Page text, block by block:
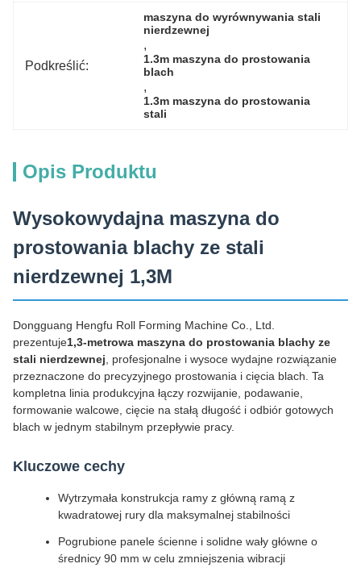
Podkreślić:
maszyna do wyrównywania stali
nierdzewnej
,
1.3m maszyna do prostowania
blach
,
1.3m maszyna do prostowania
stali
Opis Produktu
Wysokowydajna maszyna do
prostowania blachy ze stali
nierdzewnej 1,3M
Dongguang Hengfu Roll Forming Machine Co., Ltd.
prezentuje1,3-metrowa maszyna do prostowania blachy ze
stali nierdzewnej , profesjonalne i wysoce wydajne rozwiązanie
przeznaczone do precyzyjnego prostowania i cięcia blach. Ta
kompletna linia produkcyjna łączy rozwijanie, podawanie,
formowanie walcowe, cięcie na stałą długość i odbiór gotowych
blach w jednym stabilnym przepływie pracy.
Kluczowe cechy
Wytrzymała konstrukcja ramy z główną ramą z
kwadratowej rury dla maksymalnej stabilności
Pogrubione panele ścienne i solidne wały główne o
średnicy 90 mm w celu zmniejszenia wibracji